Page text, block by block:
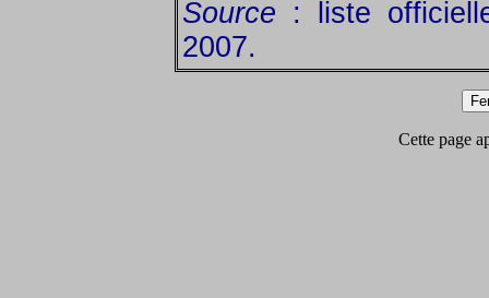
Source : liste
2007.
Cette page